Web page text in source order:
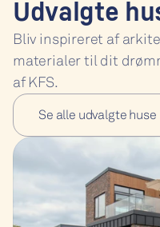
Udvalgte
Bliv inspireret af
materialer til dit
af KFS.
Se alle udvalgte huse